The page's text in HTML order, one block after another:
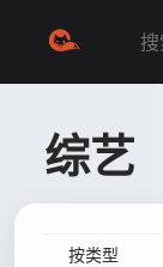
综艺
按类型